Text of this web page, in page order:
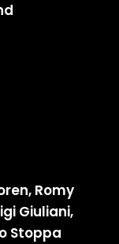
Romy
Giuliani,
Stoppa